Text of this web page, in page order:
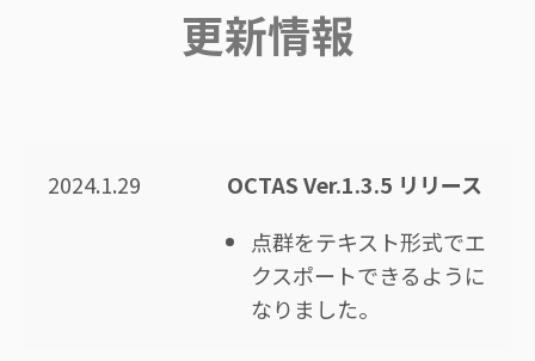
更新情報
2024.1.29
OCTAS Ver.1.3.5 リリース
点群をテキスト形式でエ
クスポートできるように
なりました。